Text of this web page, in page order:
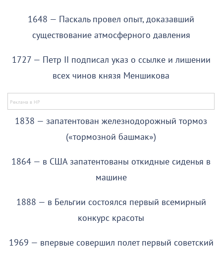
1648 — Паскаль провел опыт, доказавший
существование атмосферного давления
1727 — Петр II подписал указ о ссылке и лишении
всех чинов князя Меншикова
1838 — запатентован железнодорожный тормоз
(«тормозной башмак»)
1864 — в США запатентованы откидные сиденья в
машине
1888 — в Бельгии состоялся первый всемирный
конкурс красоты
1969 — впервые совершил полет первый советский